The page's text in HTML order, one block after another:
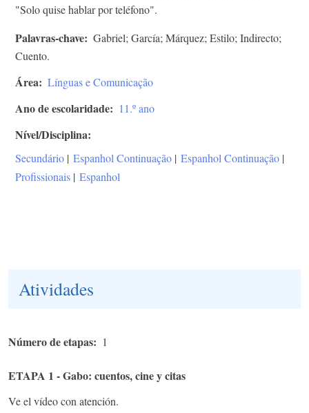
"Solo quise hablar por teléfono".
Palavras-chave
Gabriel; García; Márquez; Estilo; Indirecto;
Cuento.
Área Línguas e Comunicação
Ano de escolaridade 11.º ano
Nível/Disciplina
Secundário | Espanhol Continuação | Espanhol Continuação |
Profissionais | Espanhol
Atividades
Número de etapas 1
ETAPA 1 - Gabo: cuentos, cine y citas
Ve el vídeo con atención.